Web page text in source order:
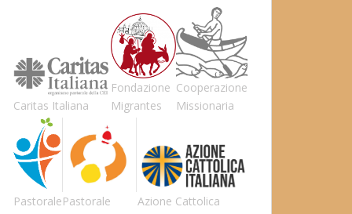
Caritas Italiana
Fondazione
Migrantes
Cooperazione
Missionaria
PastoralePastorale
Azione Cattolica